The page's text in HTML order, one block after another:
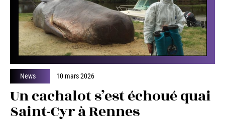
News 10 mars 2026
Un cachalot s’est échoué quai
Saint-Cyr à Rennes